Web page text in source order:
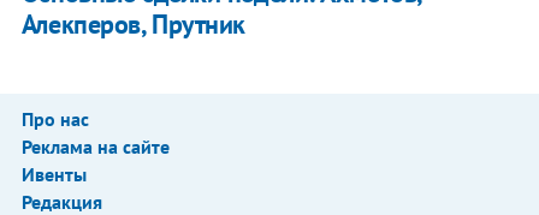
Алекперов, Прутник
Про нас
Реклама на сайте
Ивенты
Редакция